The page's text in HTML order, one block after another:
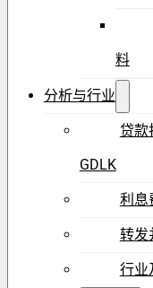
料
分析与行业
贷款
GDLK
利息
转发
行业